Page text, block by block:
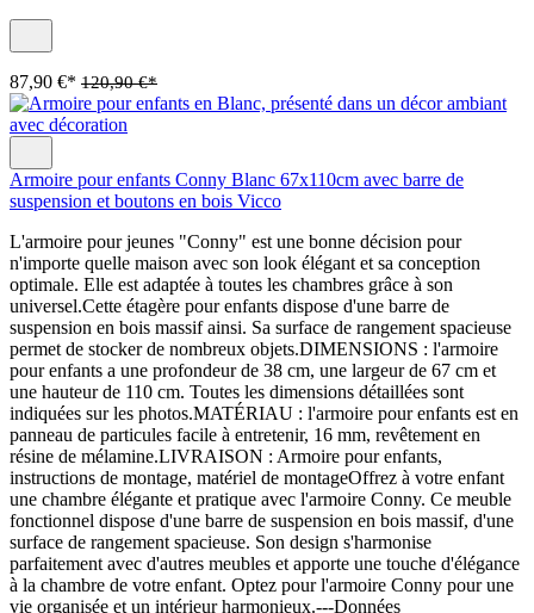
87,90 €* 120,90 €*
Armoire pour enfants Conny Blanc 67x110cm avec barre de
suspension et boutons en bois Vicco
L'armoire pour jeunes "Conny" est une bonne décision pour
n'importe quelle maison avec son look élégant et sa conception
optimale. Elle est adaptée à toutes les chambres grâce à son
universel.Cette étagère pour enfants dispose d'une barre de
suspension en bois massif ainsi. Sa surface de rangement spacieuse
permet de stocker de nombreux objets.DIMENSIONS : l'armoire
pour enfants a une profondeur de 38 cm, une largeur de 67 cm et
une hauteur de 110 cm. Toutes les dimensions détaillées sont
indiquées sur les photos.MATÉRIAU : l'armoire pour enfants est en
panneau de particules facile à entretenir, 16 mm, revêtement en
résine de mélamine.LIVRAISON : Armoire pour enfants,
instructions de montage, matériel de montageOffrez à votre enfant
une chambre élégante et pratique avec l'armoire Conny. Ce meuble
fonctionnel dispose d'une barre de suspension en bois massif, d'une
surface de rangement spacieuse. Son design s'harmonise
parfaitement avec d'autres meubles et apporte une touche d'élégance
à la chambre de votre enfant. Optez pour l'armoire Conny pour une
vie organisée et un intérieur harmonieux.---Données